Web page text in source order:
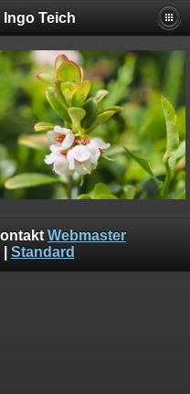
Teich
Webmaster
Standard